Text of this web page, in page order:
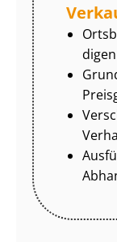
di­gen